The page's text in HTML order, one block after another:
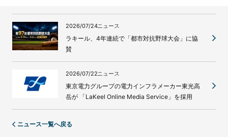
2026/07/24ニュース
ラキール、4年連続で「都市対抗野球大会」に協
賛
2026/07/22ニュース
東京電力グループの電力インフラメーカー東光高
岳が 「LaKeel Online Media Service」を採用
ニュース一覧へ戻る